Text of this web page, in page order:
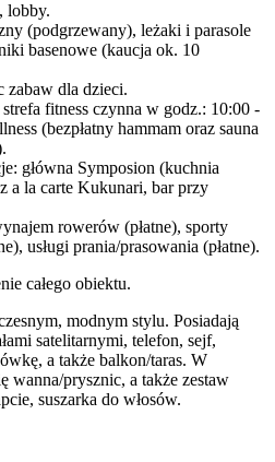
lobby.
(podgrzewany), leżaki i parasole
basenowe (kaucja ok. 10
zabaw dla dzieci.
fitness czynna w godz.: 10:00 -
(bezpłatny hammam oraz sauna
główna Symposion (kuchnia
a la carte Kukunari, bar przy
rowerów (płatne), sporty
usługi prania/prasowania (płatne).
całego obiektu.
modnym stylu. Posiadają
satelitarnymi, telefon, sejf,
a także balkon/taras. W
wanna/prysznic, a także zestaw
suszarka do włosów.